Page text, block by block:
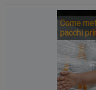
Come
pacchi